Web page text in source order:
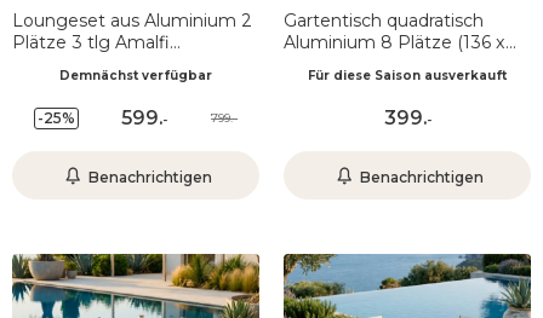
Loungeset aus Aluminium 2
Plätze 3 tlg Amalfi
Demnächst verfügbar
-25% 599.- 799.-
Benachrichtigen
Gartentisch quadratisch
Aluminium 8 Plätze (136 x
Für diese Saison ausverkauft
399.-
Benachrichtigen